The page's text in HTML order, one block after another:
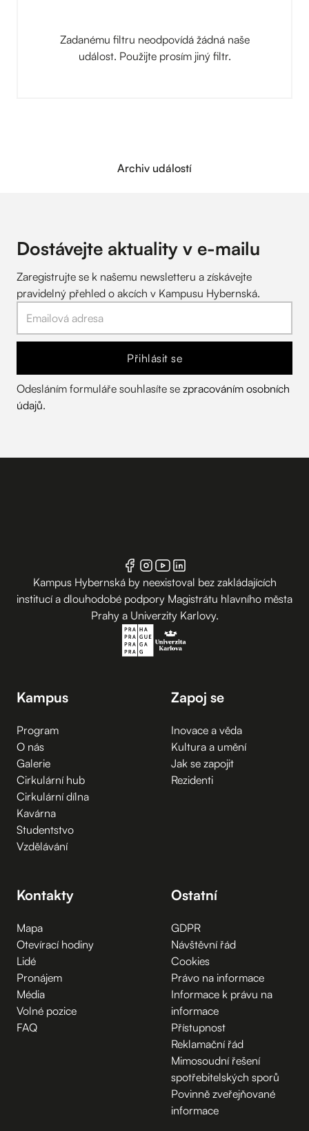
Archiv událostí
Zadanému filtru neodpovídá žádná naše
událost. Použijte prosím jiný filtr.
Dostávejte aktuality v e-mailu
Zaregistrujte se k našemu newsletteru a získávejte
pravidelný přehled o akcích v Kampusu Hybernská.
Přihlásit se
Odesláním formuláře souhlasíte se zpracováním osobních
údajů.
Kampus Hybernská by neexistoval bez zakládajících
institucí a dlouhodobé podpory Magistrátu hlavního města
Prahy a Univerzity Karlovy.
Kampus
Program
O nás
Galerie
Cirkulární hub
Cirkulární dílna
Kavárna
Studentstvo
Vzdělávání
Zapoj se
Inovace a věda
Kultura a umění
Jak se zapojit
Rezidenti
Kontakty
Mapa
Otevírací hodiny
Lidé
Pronájem
Média
Volné pozice
FAQ
Ostatní
GDPR
Návštěvní řád
Cookies
Právo na informace
Informace k právu na
informace
Přístupnost
Reklamační řád
Mimosoudní řešení
spotřebitelských sporů
Povinně zveřejňované
informace